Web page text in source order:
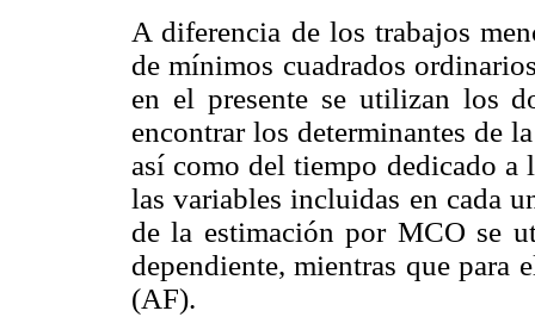
A diferencia de los trabajos
de mínimos cuadrados
en el presente se utilizan los
encontrar los determinantes de
así como del tiempo dedicado
las variables incluidas en cada
de la estimación por MCO se
dependiente, mientras que
(AF).